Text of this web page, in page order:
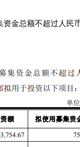
金总额不超过人民